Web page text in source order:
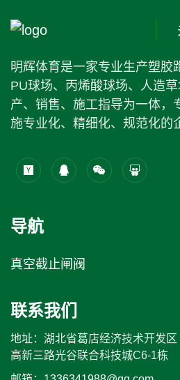
明辉体育是一家专业生产塑胶
PU球场、丙烯酸球场、人造
产、销售、施工指导为一体，
施专业化、精细化、规范化的
导航
真空截止闸阀
联系我们
地址：湖北省葛店经济技术开发区
高新三路光谷联合科技城C6-1栋